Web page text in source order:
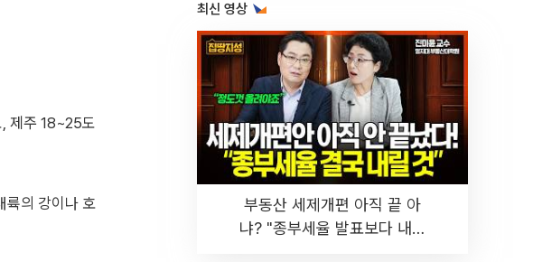
제주 18~25도
륙의 강이나 호
최신 영상
부동산 세제개편 아직 끝 아
냐? "종부세율 발표보다 내릴